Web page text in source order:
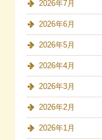
2026年7月
2026年6月
2026年5月
2026年4月
2026年3月
2026年2月
2026年1月